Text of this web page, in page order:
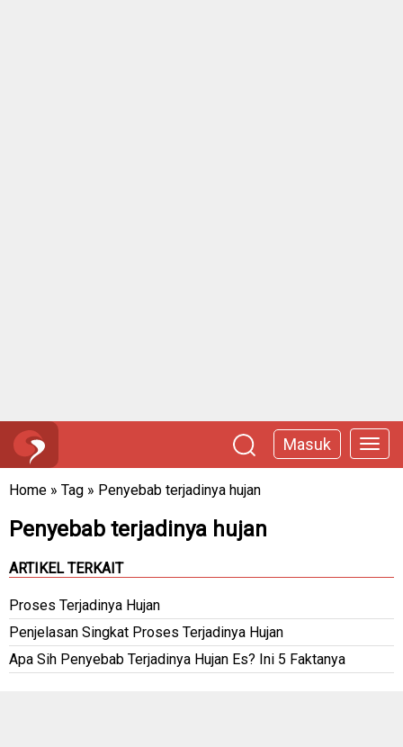
Masuk
Home » Tag » Penyebab terjadinya hujan
Penyebab terjadinya hujan
ARTIKEL TERKAIT
Proses Terjadinya Hujan
Penjelasan Singkat Proses Terjadinya Hujan
Apa Sih Penyebab Terjadinya Hujan Es? Ini 5 Faktanya